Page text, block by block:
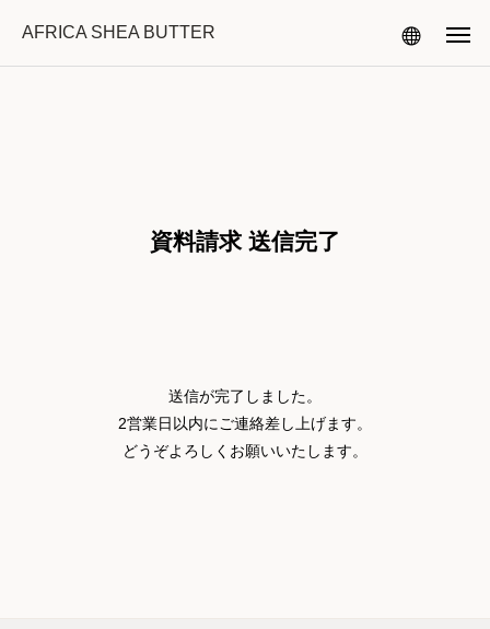
AFRICA SHEA BUTTER
資料請求 送信完了
送信が完了しました。
2営業日以内にご連絡差し上げます。
どうぞよろしくお願いいたします。